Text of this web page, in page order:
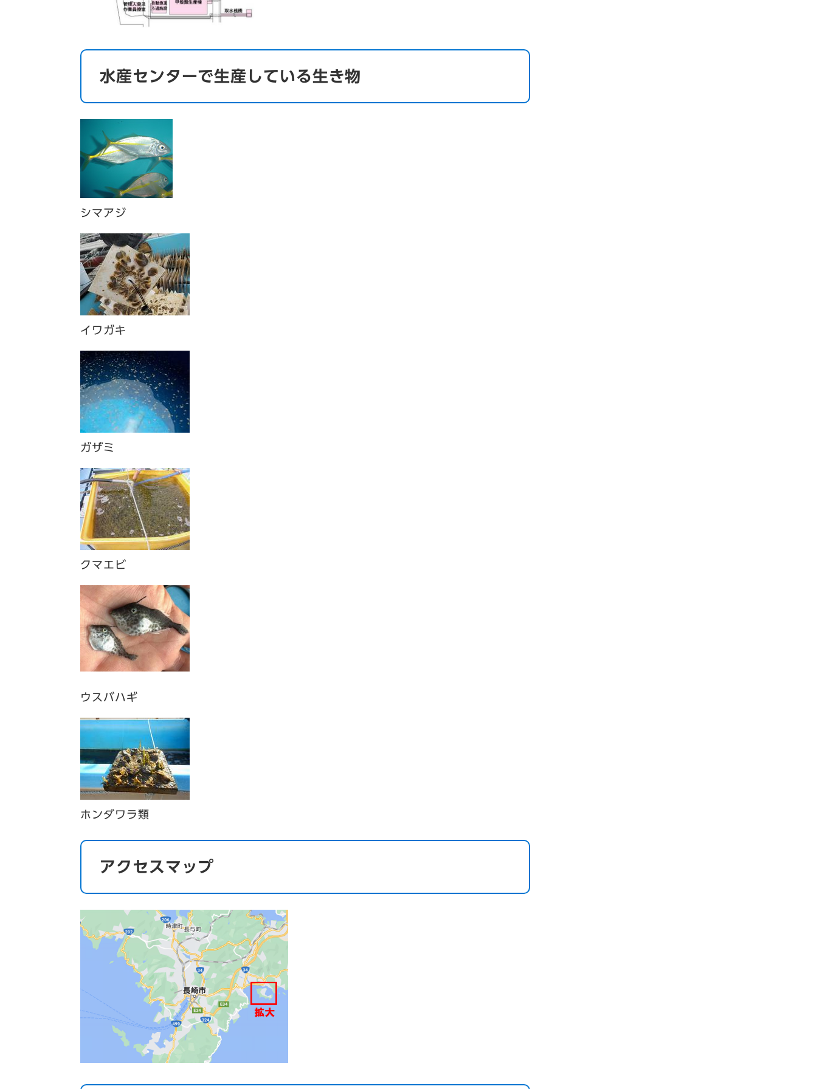
水産センターで生産している生き物
シマアジ
イワガキ
ガザミ
クマエビ
ウスバハギ
ホンダワラ類
アクセスマップ